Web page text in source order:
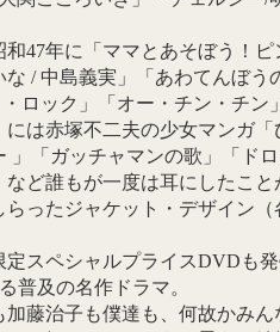
和47年に「ママとあそぼう！
/ 中島義実」「あわてんぼう
ロック」「オー・チン・チン
は赤塚不二夫の少女マンガ「
」「ガッチャマンの歌」「ド
ど誰もが一度は耳にしたこと
ったジャケット・デザイン
スペシャルプライスDVDも
普及の名作ドラマ。
加藤治子も僕達も、何故かみ